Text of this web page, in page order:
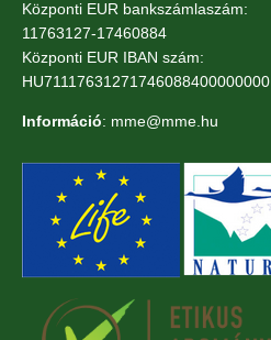
Központi EUR bankszámlaszám:
11763127-17460884
Központi EUR IBAN szám:
HU71117631271746088400000000
Információ: mme@mme.hu